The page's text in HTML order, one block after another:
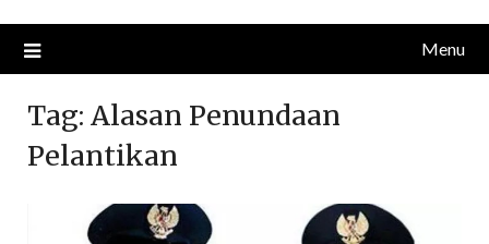
Menu
Tag: Alasan Penundaan
Pelantikan